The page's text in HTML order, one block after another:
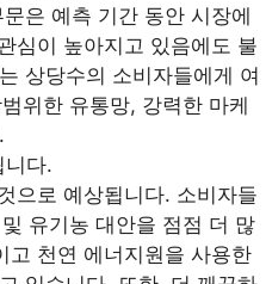
은 예측 기간 동안 시장에
심이 높아지고 있음에도 불
상당수의 소비자들에게 여
위한 유통망, 강력한 마케
니다.
으로 예상됩니다. 소비자들
유기농 대안을 점점 더 많
고 천연 에너지원을 사용한